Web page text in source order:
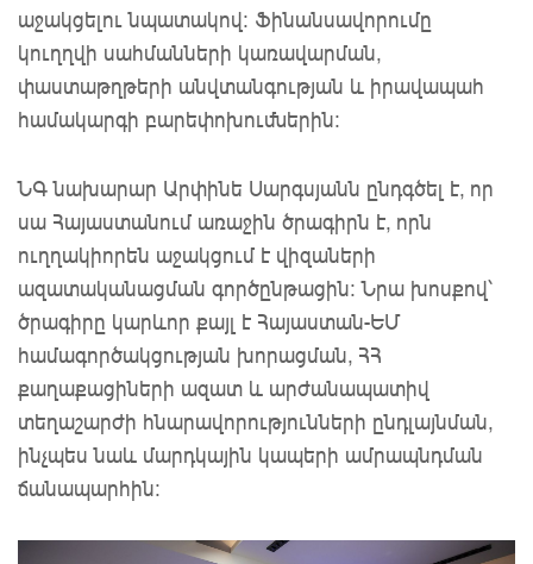
աջակցելու նպատակով։ Ֆինանսավորումը
կուղղվի սահմանների կառավարման,
փաստաթղթերի անվտանգության և իրավապահ
համակարգի բարեփոխումներին։
ՆԳ նախարար Արփինե Սարգսյանն ընդգծել է, որ
սա Հայաստանում առաջին ծրագիրն է, որն
ուղղակիորեն աջակցում է վիզաների
ազատականացման գործընթացին։ Նրա խոսքով՝
ծրագիրը կարևոր քայլ է Հայաստան-ԵՄ
համագործակցության խորացման, ՀՀ
քաղաքացիների ազատ և արժանապատիվ
տեղաշարժի հնարավորությունների ընդլայնման,
ինչպես նաև մարդկային կապերի ամրապնդման
ճանապարհին։